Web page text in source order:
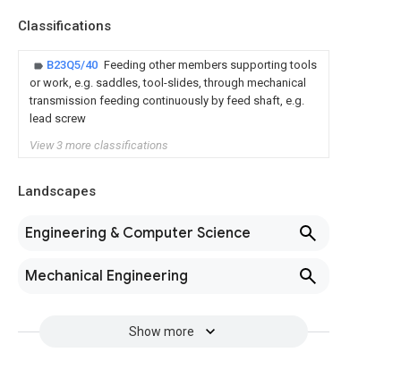
Classifications
B23Q5/40 Feeding other members supporting tools
or work, e.g. saddles, tool-slides, through mechanical
transmission feeding continuously by feed shaft, e.g.
lead screw
View 3 more classifications
Landscapes
Engineering & Computer Science
Mechanical Engineering
Show more